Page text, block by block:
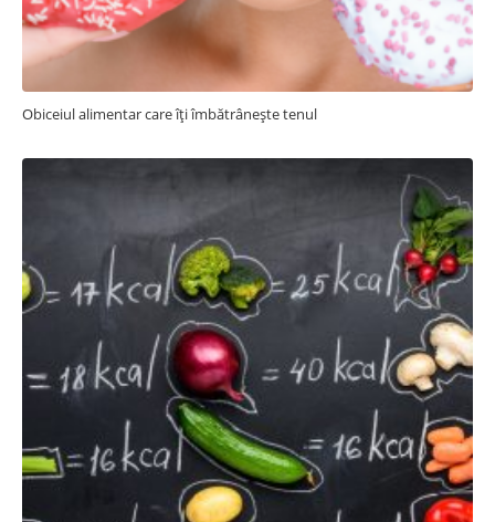
Obiceiul alimentar care îți îmbătrânește tenul